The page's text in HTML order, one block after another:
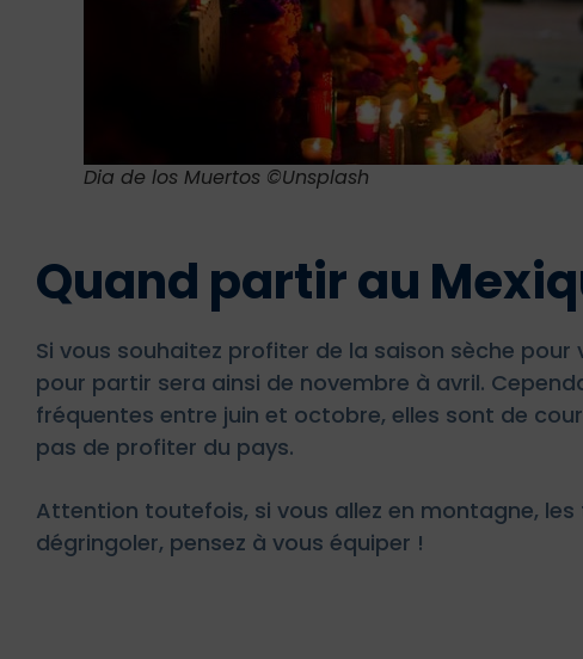
Dia de los Muertos ©Unsplash
Quand partir au
Si vous souhaitez profiter de la saison sèche pour
pour partir sera ainsi de novembre à avril.
fréquentes entre juin et octobre, elles sont de
pas de profiter du pays.
Attention toutefois, si vous allez en montagne,
dégringoler, pensez à vous équiper !